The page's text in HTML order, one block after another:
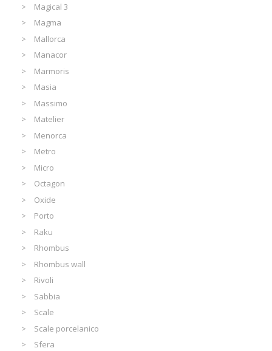
Magical 3
Magma
Mallorca
Manacor
Marmoris
Masia
Massimo
Matelier
Menorca
Metro
Micro
Octagon
Oxide
Porto
Raku
Rhombus
Rhombus wall
Rivoli
Sabbia
Scale
Scale porcelanico
Sfera